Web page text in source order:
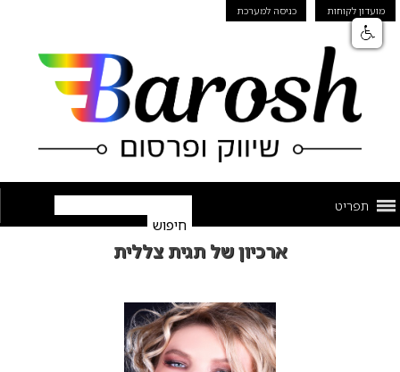
מועדון לקוחות כניסה למערכת
תפריט
ארכיון של תגית צללית